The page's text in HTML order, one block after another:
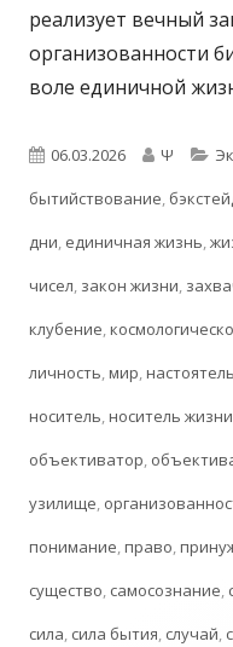
реализует вечный
организованности
воле единичной
Опубликовано
06.03.2026 Автор
Ψ
бытийствование,
дни, единичная жизнь,
чисел, закон жизни,
клубение,
личность,мир,
носитель,носитель жизни
объективатор,
узилище,
понимание,право,
существо, самосознание,
сила, сила бытия, случай,